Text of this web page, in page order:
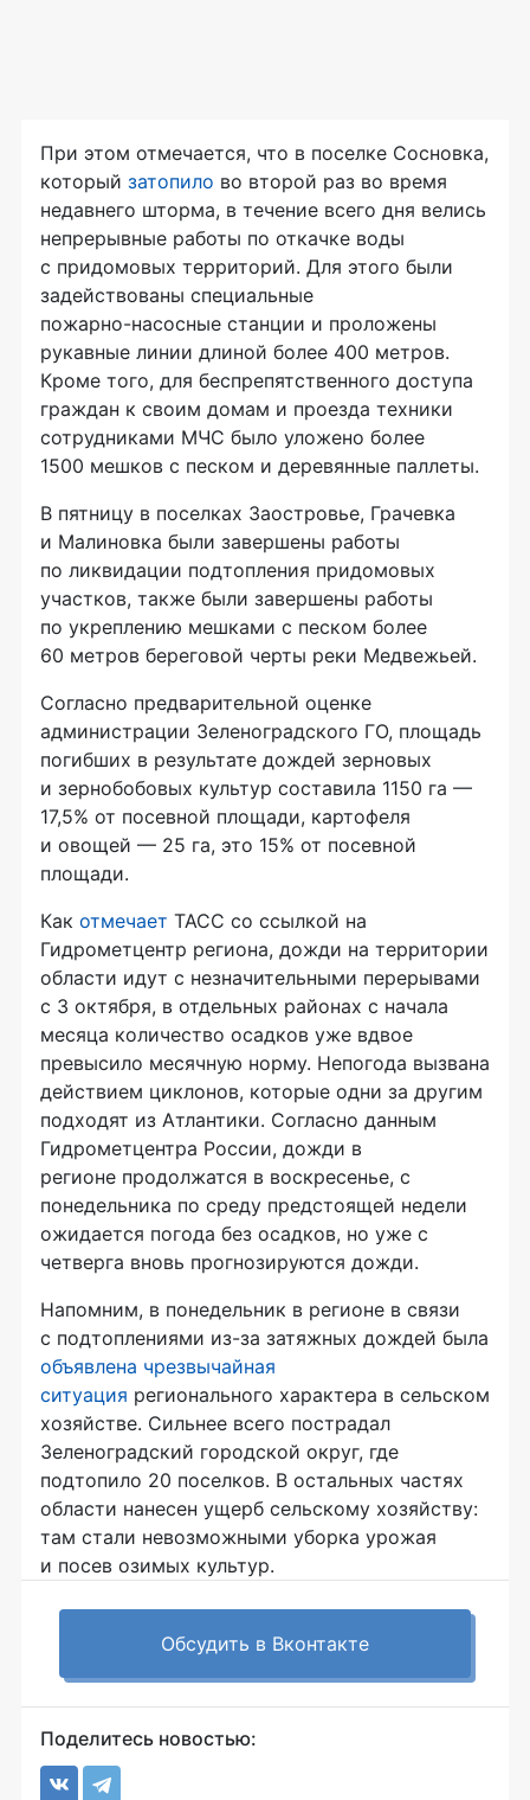
При этом отмечается, что в поселке Сосновка,
который затопило во второй раз во время
недавнего шторма, в течение всего дня велись
непрерывные работы по откачке воды
с придомовых территорий. Для этого были
задействованы специальные
пожарно-насосные станции и проложены
рукавные линии длиной более 400 метров.
Кроме того, для беспрепятственного доступа
граждан к своим домам и проезда техники
сотрудниками МЧС было уложено более
1500 мешков с песком и деревянные паллеты.
В пятницу в поселках Заостровье, Грачевка
и Малиновка были завершены работы
по ликвидации подтопления придомовых
участков, также были завершены работы
по укреплению мешками с песком более
60 метров береговой черты реки Медвежьей.
Согласно предварительной оценке
администрации Зеленоградского ГО, площадь
погибших в результате дождей зерновых
и зернобобовых культур составила 1150 га —
17,5% от посевной площади, картофеля
и овощей — 25 га, это 15% от посевной
площади.
Как отмечает ТАСС со ссылкой на
Гидрометцентр региона, дожди на территории
области идут с незначительными перерывами
с 3 октября, в отдельных районах с начала
месяца количество осадков уже вдвое
превысило месячную норму. Непогода вызвана
действием циклонов, которые одни за другим
подходят из Атлантики. Согласно данным
Гидрометцентра России, дожди в
регионе продолжатся в воскресенье, с
понедельника по среду предстоящей недели
ожидается погода без осадков, но уже с
четверга вновь прогнозируются дожди.
Напомним, в понедельник в регионе в связи
с подтоплениями из-за затяжных дождей была
объявлена чрезвычайная
ситуация регионального характера в сельском
хозяйстве. Сильнее всего пострадал
Зеленоградский городской округ, где
подтопило 20 поселков. В остальных частях
области нанесен ущерб сельскому хозяйству:
там стали невозможными уборка урожая
и посев озимых культур.
Обсудить в Вконтакте
Поделитесь новостью: